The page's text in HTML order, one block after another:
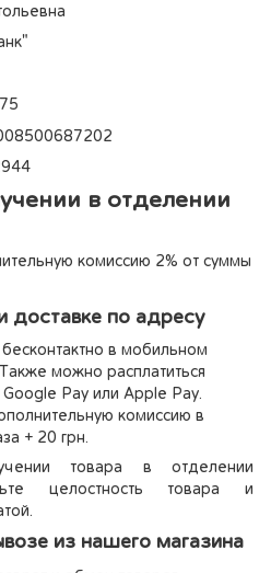
в отделении
комиссию 2% от суммы
доставке по адресу
в мобильном
можно расплатиться
Pay или Apple Pay.
комиссию в
+ 20 грн.
товара в отделении
целостность товара и
из нашего магазина